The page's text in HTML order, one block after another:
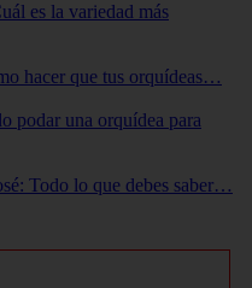
es la variedad más
hacer que tus orquídeas…
podar una orquídea para
Todo lo que debes saber…